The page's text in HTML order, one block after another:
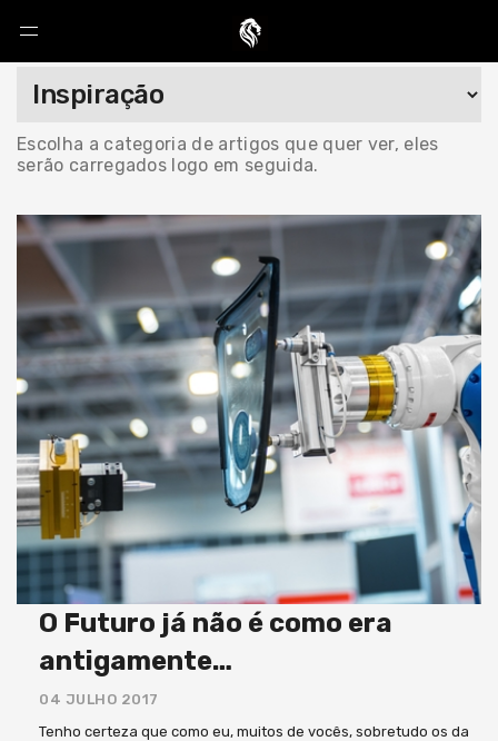
Escolha a categoria de artigos que quer ver, eles
serão carregados logo em seguida.
O Futuro já não é como era
antigamente…
04 JULHO 2017
Tenho certeza que como eu, muitos de vocês, sobretudo os da